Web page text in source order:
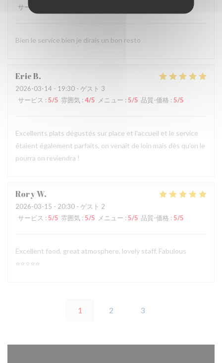
サービス
Bien le service bien je dirais un bon resto
EricB
2026-03-14 - 19:30 - ゲスト 3
サービス : 5/5 雰囲気 : 4/5 メニュー : 5/5 品質-価格 : 5/5
Excellents plats dégustés sur place et l'accueil et le service
étaient également parfaits, on venait de loin mais dès qu'on le
pourra on reviendra !
RoryW
2026-03-15 - 20:30 - ゲスト 2
サービス : 5/5 雰囲気 : 5/5 メニュー : 5/5 品質-価格 : 5/5
Excellent food, great atmosphere, lovely staff. Fabulous
⭐️⭐️⭐️⭐️⭐️
1 2 3